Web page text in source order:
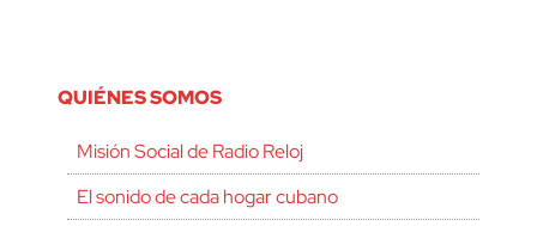
QUIÉNES SOMOS
Misión Social de Radio Reloj
El sonido de cada hogar cubano